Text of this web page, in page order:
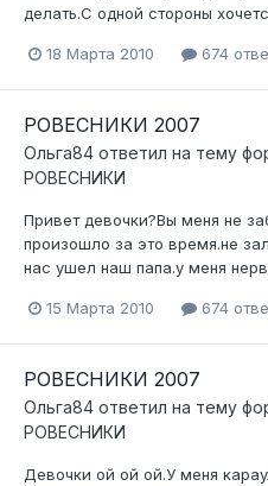
делать.С одной стороны
18 Марта 2010 674
РОВЕСНИКИ 2007
Ольга84 ответил на тему
РОВЕСНИКИ
Привет девочки?Вы меня не
произошло за это время.не
нас ушел наш папа.у меня
15 Марта 2010 674
РОВЕСНИКИ 2007
Ольга84 ответил на тему
РОВЕСНИКИ
Девочки ой ой ой.У меня